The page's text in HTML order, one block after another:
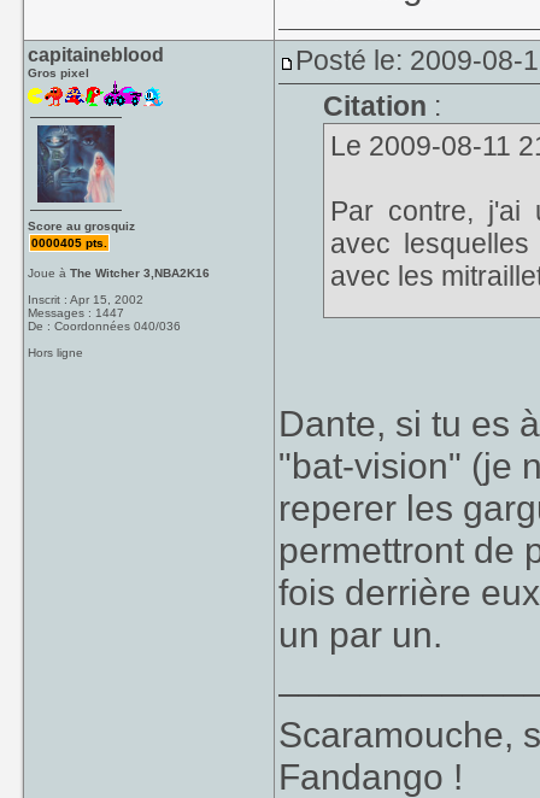
capitaineblood
Gros pixel
Score au grosquiz
0000405 pts.
Joue àThe Witcher 3,NBA2K16
Inscrit : Apr 15, 2002
Messages : 1447
De : Coordonnées 040/036
Hors ligne
Posté le: 2009-08-
Citation :
Le 2009-08-11
Par contre, j'ai
avec
avec les
Dante, si tu es
"bat-vision" (je
reperer les
permettront de
fois derrière
un par un.
Scaramouche,
Fandango !